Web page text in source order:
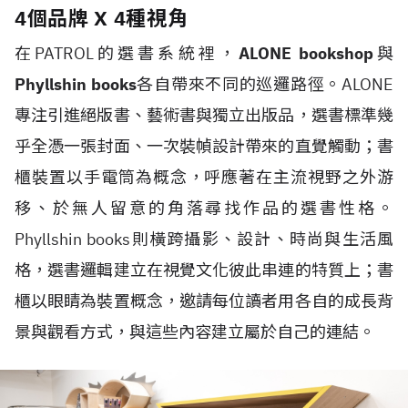
4個品牌 X 4種視角
在PATROL的選書系統裡， ALONE bookshop與
Phyllshin books各自帶來不同的巡邏路徑。ALONE
專注引進絕版書、藝術書與獨立出版品，選書標準幾
乎全憑一張封面、一次裝幀設計帶來的直覺觸動；書
櫃裝置以手電筒為概念，呼應著在主流視野之外游
移、於無人留意的角落尋找作品的選書性格。
Phyllshin books則橫跨攝影、設計、時尚與生活風
格，選書邏輯建立在視覺文化彼此串連的特質上；書
櫃以眼睛為裝置概念，邀請每位讀者用各自的成長背
景與觀看方式，與這些內容建立屬於自己的連結。